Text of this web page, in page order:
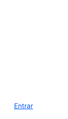
Entrar